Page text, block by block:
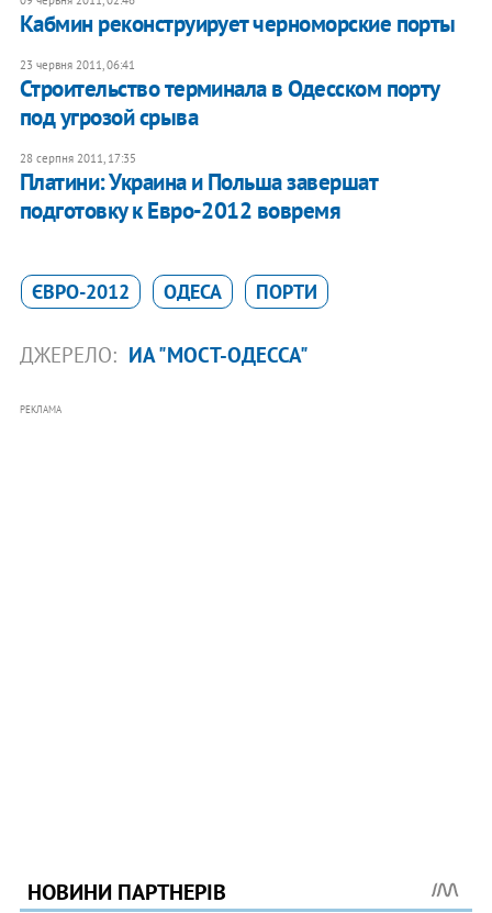
Кабмин реконструирует черноморские порты
23 червня 2011, 06:41
Строительство терминала в Одесском порту
под угрозой срыва
28 серпня 2011, 17:35
Платини: Украина и Польша завершат
подготовку к Евро-2012 вовремя
ЄВРО-2012 ОДЕСА ПОРТИ
ДЖЕРЕЛО: ИА "МОСТ-ОДЕССА"
РЕКЛАМА